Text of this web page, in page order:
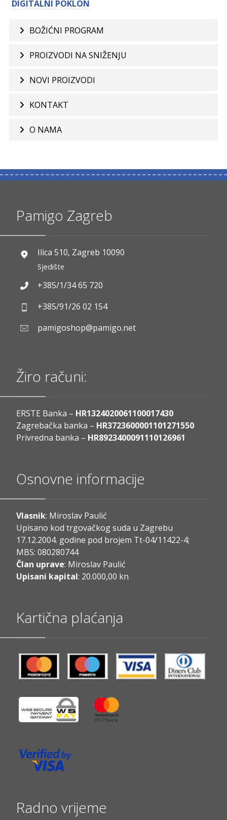
DIGITALNI POKLON
BOŽIĆNI PROGRAM
PROIZVODI NA SNIŽENJU
NOVI PROIZVODI
KONTAKT
O NAMA
Pamigo Zagreb
Ilica 510, Zagreb 10090
Sjedište
+385/1/34 65 720
+385/91/26 02 154
pamigoshop@pamigo.net
Žiro računi:
ERSTE Banka – HR1324020061100017430
Zagrebačka banka – HR3723600001101271550
Privredna banka – HR8923400091110126961
Osnovne informacije
Vlasnik: Miroslav Paulić
Upisano kod trgovačkog suda u Zagrebu
17.12.2004. godine pod brojem Tt-04/11422-4;
MBS: 080280744
Član uprave: Miroslav Paulić
Upisani kapital: 20.000,00 kn
Kartična plaćanja
Radno vrijeme